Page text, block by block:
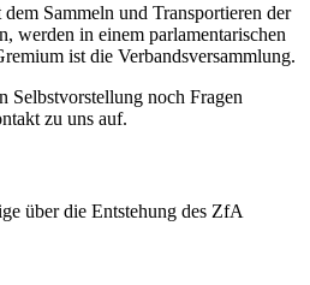
Sammeln und Transportieren der
werden in einem parlamentarischen
ist die Verbandsversammlung.
Selbstvorstellung noch Fragen
zu uns auf.
über die Entstehung des ZfA